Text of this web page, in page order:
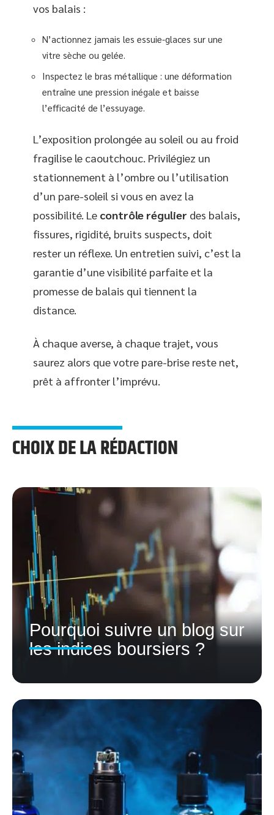
vos balais :
N’actionnez jamais les essuie-glaces sur une
vitre sèche ou gelée.
Inspectez le bras métallique : une déformation
entraîne une pression inégale et baisse
l’efficacité de l’essuyage.
L’exposition prolongée au soleil ou au froid
fragilise le caoutchouc. Privilégiez un
stationnement à l’ombre ou l’utilisation
d’un pare-soleil si vous en avez la
possibilité. Le contrôle régulier des balais,
fissures, rigidité, bruits suspects, doit
rester un réflexe. Un entretien suivi, c’est la
garantie d’une visibilité parfaite et la
promesse de balais qui tiennent la
distance.
À chaque averse, à chaque trajet, vous
saurez alors que votre pare-brise reste net,
prêt à affronter l’imprévu.
CHOIX DE LA RÉDACTION
Pourquoi suivre un blog sur
les indices boursiers ?